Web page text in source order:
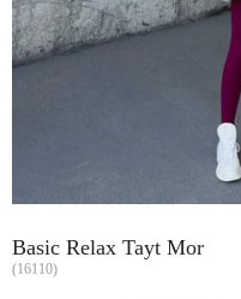
Basic Relax Tayt Mor
(16110)